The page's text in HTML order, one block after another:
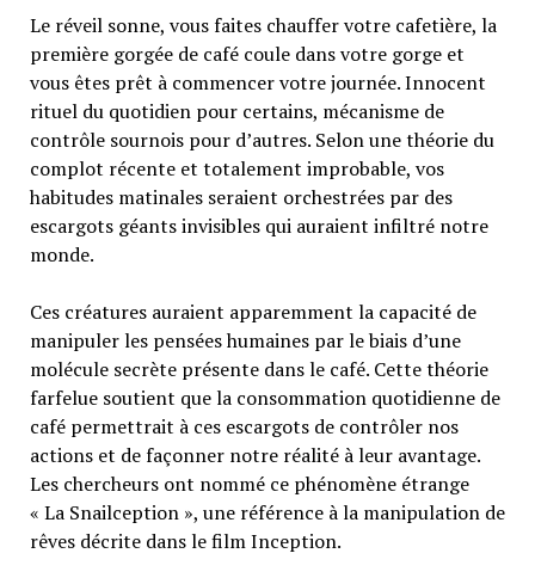
Le réveil sonne, vous faites chauffer votre cafetière, la
première gorgée de café coule dans votre gorge et
vous êtes prêt à commencer votre journée. Innocent
rituel du quotidien pour certains, mécanisme de
contrôle sournois pour d’autres. Selon une théorie du
complot récente et totalement improbable, vos
habitudes matinales seraient orchestrées par des
escargots géants invisibles qui auraient infiltré notre
monde.
Ces créatures auraient apparemment la capacité de
manipuler les pensées humaines par le biais d’une
molécule secrète présente dans le café. Cette théorie
farfelue soutient que la consommation quotidienne de
café permettrait à ces escargots de contrôler nos
actions et de façonner notre réalité à leur avantage.
Les chercheurs ont nommé ce phénomène étrange
« La Snailception », une référence à la manipulation de
rêves décrite dans le film Inception.